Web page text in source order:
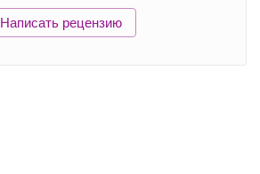
Написать рецензию